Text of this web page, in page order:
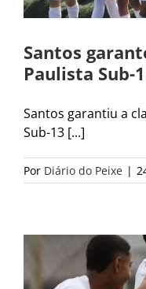
Santos
Paulista Sub-
Santos garantiu a
Sub-13 [...]
Por Diário do Peixe |